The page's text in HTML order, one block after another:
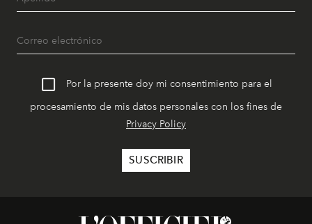
Por la presente doy mi consentimiento para el
procesamiento de mis datos personales con los fines de
Privacy Policy